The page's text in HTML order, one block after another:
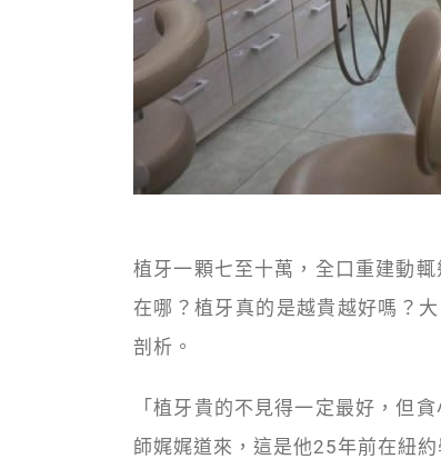
植牙一顆七至十萬，全口重建動
在哪？植牙真的是越貴越好嗎？
剖析。
「植牙貴的不見得一定最好，但
師娓娓道來，這是他25年前在紐約